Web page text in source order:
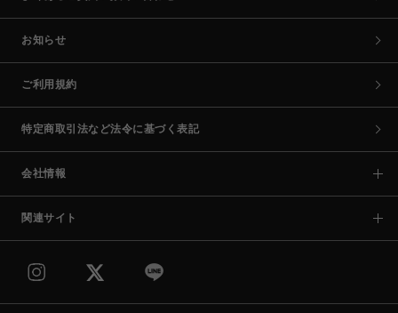
お知らせ
ご利用規約
特定商取引法など法令に基づく表記
会社情報
関連サイト